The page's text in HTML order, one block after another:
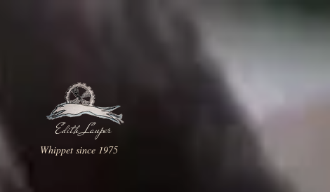
Edith Lauper
Whippet since 1975